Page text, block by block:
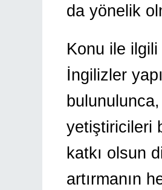
da yönelik
Konu ile
İngilizler
yetiştiricileri
katkı olsun
artırmanın